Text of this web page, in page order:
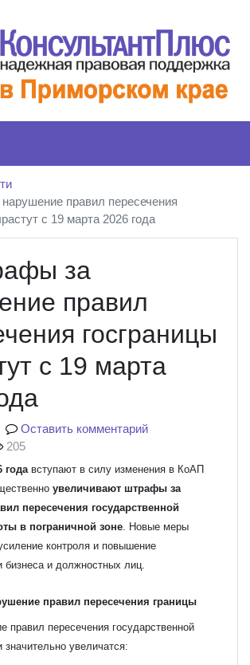
правил пересечения
с 19 марта 2026 года
за
правил
госграницы
с 19 марта
Оставить комментарий
205
года вступают в силу изменения в КоАП
увеличивают штрафы за
пересечения государственной
в пограничной зоне . Новые меры
контроля и повышение
бизнеса и должностных лиц.
правил пересечения границы
правил пересечения государственной
значительно увеличатся: